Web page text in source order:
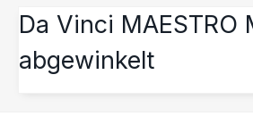
Da Vinci MAESTRO
abgewinkelt